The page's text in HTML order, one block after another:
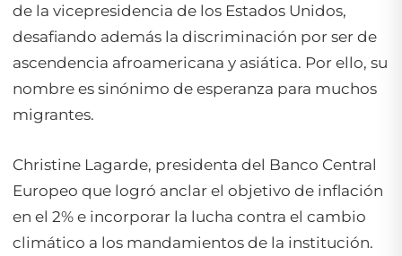
de la vicepresidencia de los Estados Unidos,
desafiando además la discriminación por ser de
ascendencia afroamericana y asiática. Por ello, su
nombre es sinónimo de esperanza para muchos
migrantes.
Christine Lagarde, presidenta del Banco Central
Europeo que logró anclar el objetivo de inflación
en el 2% e incorporar la lucha contra el cambio
climático a los mandamientos de la institución.